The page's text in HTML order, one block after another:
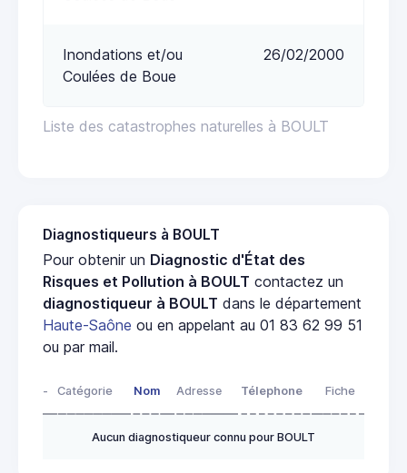
Liste des catastrophes naturelles à BOULT
Inondations et/ou
Coulées de Boue
26/02/2000
Diagnostiqueurs à BOULT
Pour obtenir un Diagnostic d'État des
Risques et Pollution à BOULT contactez un
diagnostiqueur à BOULT dans le département
Haute-Saône ou en appelant au 01 83 62 99 51
ou par mail.
- Catégorie Nom Adresse Télephone Fiche
Aucun diagnostiqueur connu pour BOULT